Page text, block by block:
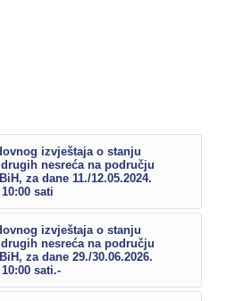
izvještaja o stanju
nesreća na području
za dane 11./12.05.2024.
sati
izvještaja o stanju
nesreća na području
za dane 29./30.06.2026.
sati.-